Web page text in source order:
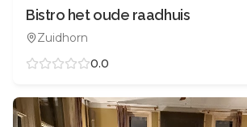
Bistro het oude raadhuis
Zuidhorn
0.0